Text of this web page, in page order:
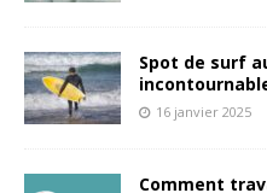
Spot de surf
16 janvier 2025
Comment